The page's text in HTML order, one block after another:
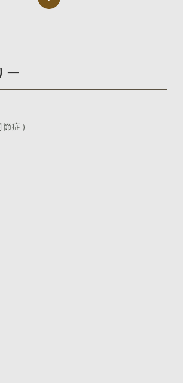
けただけなら、神経や歯周組織への影
われます。
かもしれませんが、念のため歯根の破
ゲンを撮って調べた方がよいと思いま
はすぐに受診しましょう。
しまっている場合は、神経処置を行い
修復しなければなりません。
腫れがないかなどの経過観察は続けて
歯へ生え変わるまで経過を見ましょ
ー
症）